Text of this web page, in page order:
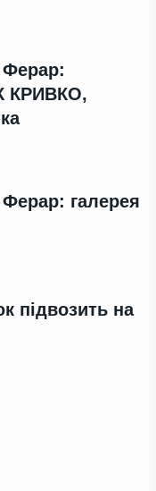
КРИВКО,
галерея
підвозить на